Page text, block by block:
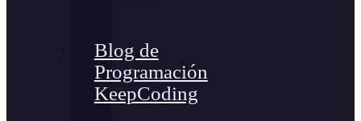
Blog de
Programación
KeepCoding